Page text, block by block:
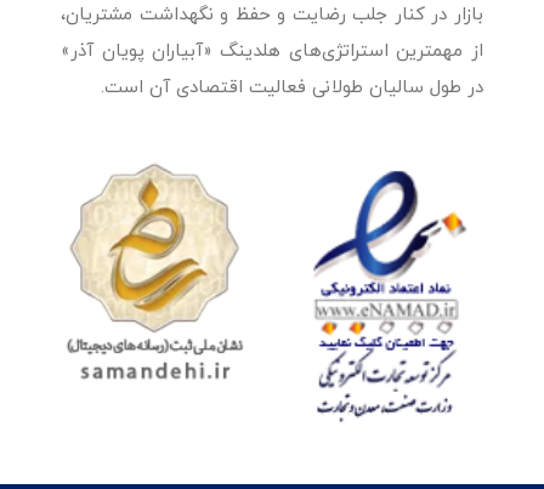
بازار در کنار جلب رضایت و حفظ و نگهداشت مشتریان،
از مهمترین استراتژی‌های هلدینگ «آبیاران پویان آذر»
در طول سالیان طولانی فعالیت اقتصادی آن است.